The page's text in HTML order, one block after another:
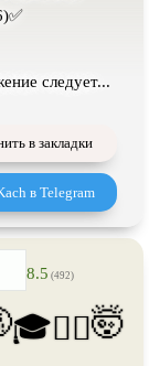
и
и Адвокатов
версия
следует...
в закладки
в Telegram
8.5 (492)
🎓😵‍💫🤯